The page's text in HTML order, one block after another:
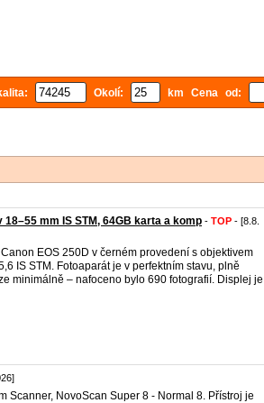
Okolí: km Cena od:
18–55 mm IS STM, 64GB karta a komp - TOP - [8.8.
EOS 250D v černém provedení s objektivem
IS STM. Fotoaparát je v perfektním stavu, plně
minimálně – nafoceno bylo 690 fotografií. Displej je
Scanner, NovoScan Super 8 - Normal 8. Přístroj je